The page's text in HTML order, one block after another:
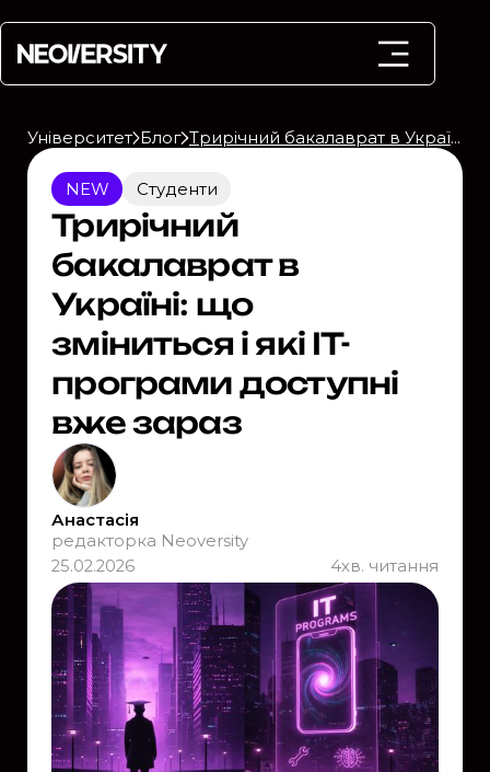
Університет Блог Трирічний бакалаврат в Україні: що зміниться і які IT-програми доступні вже зараз
NEW Студенти
Трирічний
бакалаврат в
Україні: що
зміниться і які IT-
програми доступні
вже зараз
Анастасія
редакторка Neoversity
25.02.2026
4хв. читання